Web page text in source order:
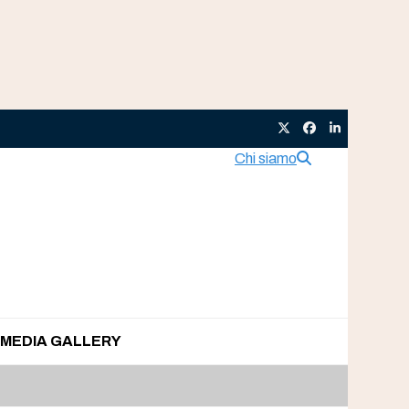
TwitterFacebook
LinkedIn
Chi siamo
MEDIA GALLERY